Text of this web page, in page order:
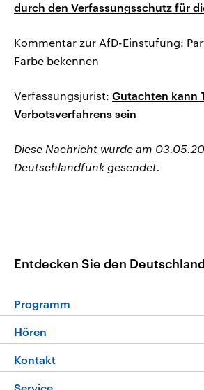
durch den Verfassungsschutz für
Kommentar zur AfD-Einstufung:
Farbe bekennen
Verfassungsjurist: Gutachten kann
Verbotsverfahrens sein
Diese Nachricht wurde am
Deutschlandfunk gesendet.
Entdecken Sie den
Programm
Programm
Die Nachrichten
Hören
Livestream
Kontakt
Hörerservice